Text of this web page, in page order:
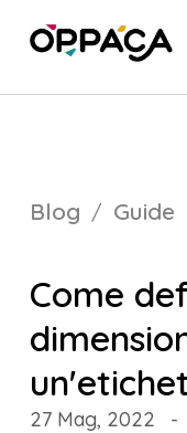
Blog Guide
Come
27 Mag, 2022 -